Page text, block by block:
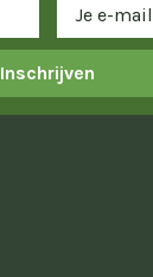
Inschrijven